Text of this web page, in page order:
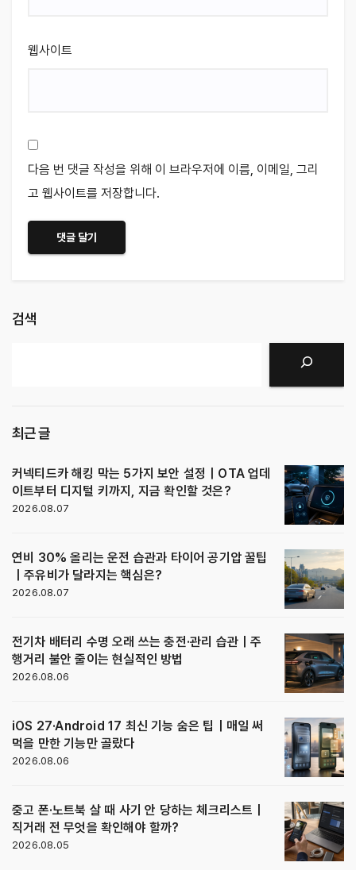
웹사이트
다음 번 댓글 작성을 위해 이 브라우저에 이름, 이메일, 그리
고 웹사이트를 저장합니다.
검색
최근 글
커넥티드카 해킹 막는 5가지 보안 설정｜OTA 업데
이트부터 디지털 키까지, 지금 확인할 것은?
2026.08.07
연비 30% 올리는 운전 습관과 타이어 공기압 꿀팁
｜주유비가 달라지는 핵심은?
2026.08.07
전기차 배터리 수명 오래 쓰는 충전·관리 습관｜주
행거리 불안 줄이는 현실적인 방법
2026.08.06
iOS 27·Android 17 최신 기능 숨은 팁｜매일 써
먹을 만한 기능만 골랐다
2026.08.06
중고 폰·노트북 살 때 사기 안 당하는 체크리스트｜
직거래 전 무엇을 확인해야 할까?
2026.08.05